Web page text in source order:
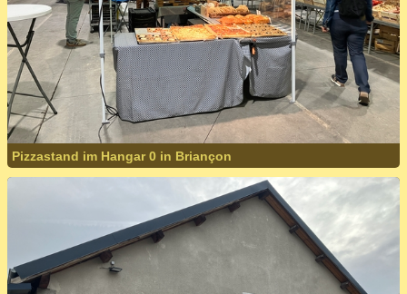
Pizzastand im Hangar 0 in Briançon